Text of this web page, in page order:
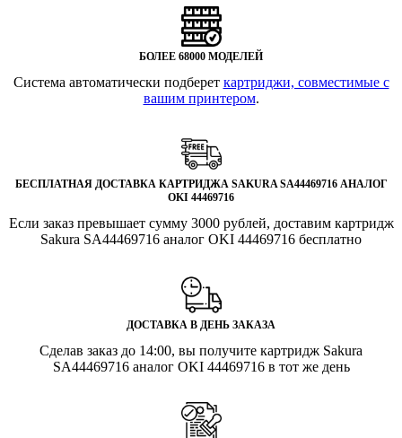
БОЛЕЕ 68000 МОДЕЛЕЙ
Система автоматически подберет картриджи, совместимые с
вашим принтером.
БЕСПЛАТНАЯ ДОСТАВКА КАРТРИДЖА SAKURA SA44469716 АНАЛОГ
OKI 44469716
Если заказ превышает сумму 3000 рублей, доставим картридж
Sakura SA44469716 аналог OKI 44469716 бесплатно
ДОСТАВКА В ДЕНЬ ЗАКАЗА
Сделав заказ до 14:00, вы получите картридж Sakura
SA44469716 аналог OKI 44469716 в тот же день